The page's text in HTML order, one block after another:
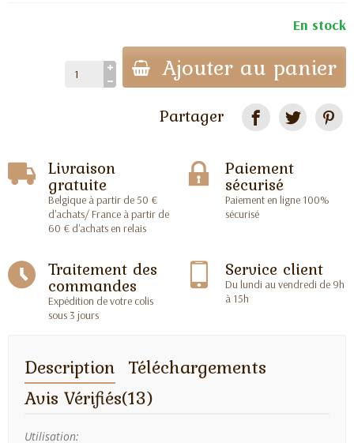
En stock
Ajouter au panier
Partager
Livraison
gratuite
Belgique à partir de 50 €
d'achats/ France à partir de
60 € d'achats en relais
Paiement
sécurisé
Paiement en ligne 100%
sécurisé
Traitement des
commandes
Expédition de votre colis
sous 3 jours
Service client
Du lundi au vendredi de 9h
à 15h
Description Téléchargements
Avis Vérifiés(13)
Utilisation: